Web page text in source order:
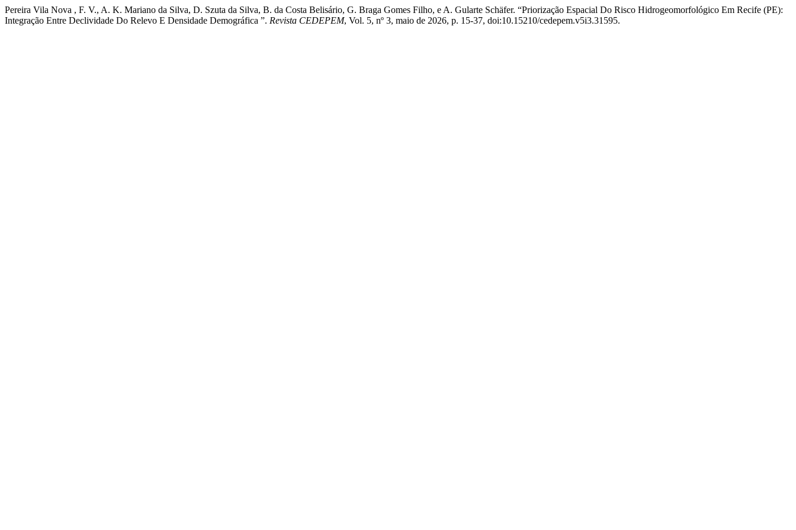
Pereira Vila Nova , F. V., A. K. Mariano da Silva, D. Szuta da Silva, B. da Costa Belisário, G. Braga Gomes Filho, e A. Gularte Schäfer. “Priorização Espacial Do Risco Hidrogeomorfológico Em Recife (PE):
Integração Entre Declividade Do Relevo E Densidade Demográfica ”. Revista CEDEPEM, Vol. 5, nº 3, maio de 2026, p. 15-37, doi:10.15210/cedepem.v5i3.31595.